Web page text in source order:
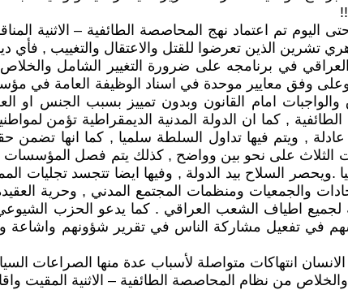
العراق ومنذ التغيير في 2003 وحتى اليوم تم اعتماد نهج المحاصصة
تشرين الذين تعرضوا للقتل والاعتقال والتغييب , فأي
في برنامجه على ضرورة التغيير الشامل والخلاص
وفق معايير موحدة في اسناد الوظيفة العامة في
امام القانون وبدون تمييز بسبب الجنس او
الطائفية , كما ان الدولة المدنية الديمقراطية تؤمن
عادلة , ويتم فيها تداول السلطة سلميا , كما انها
الثلاث على نحو بين وواضح , كذلك يتم فصل
.ويحصر السلاح بيد الدولة , وفيها ايضا تتجسد
والجمعيات ومنظمات المجتمع المدني , وحرية
لجميع اطياف الشعب العراقي . كما يدعو الحزب
في تفعيل مشاركة الناس في تقرير شؤونهم واشاعة
انتهاكات متواصلة لأسباب عدة منها الصراعات
من نظام المحاصصة الطائفية – الاثنية المقيت